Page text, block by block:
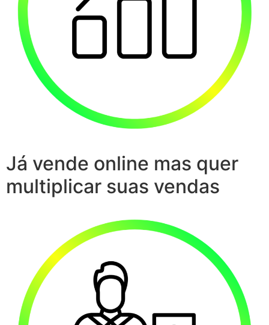
Já vende online mas quer
multiplicar suas vendas